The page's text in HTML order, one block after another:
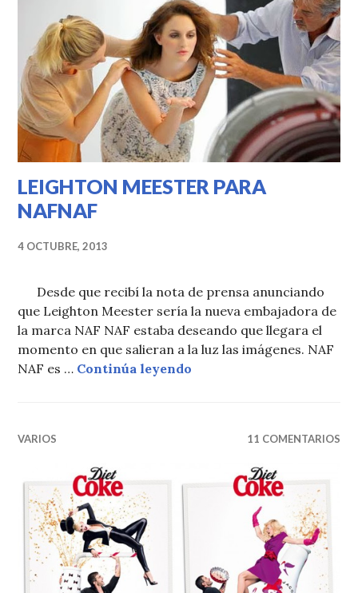
LEIGHTON MEESTER PARA
NAFNAF
4 OCTUBRE, 2013
Desde que recibí la nota de prensa anunciando
que Leighton Meester sería la nueva embajadora de
la marca NAF NAF estaba deseando que llegara el
momento en que salieran a la luz las imágenes. NAF
NAF es … Continúa leyendo
VARIOS 11 COMENTARIOS